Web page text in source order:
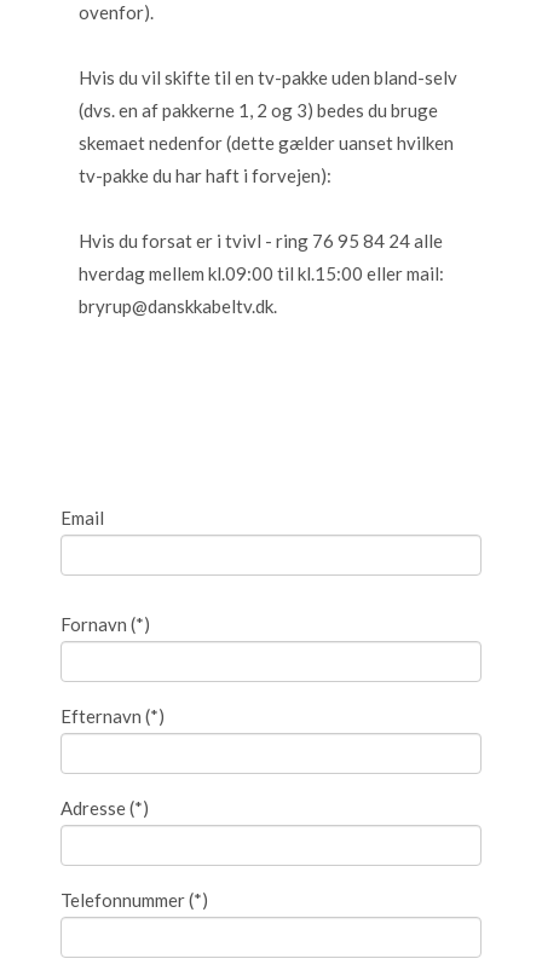
ovenfor).
Hvis du vil skifte til en tv-pakke uden bland-selv
(dvs. en af pakkerne 1, 2 og 3) bedes du bruge
skemaet nedenfor (dette gælder uanset hvilken
tv-pakke du har haft i forvejen):
Hvis du forsat er i tvivl - ring 76 95 84 24 alle
hverdag mellem kl.09:00 til kl.15:00 eller mail:
bryrup@danskkabeltv.dk.
Email
Fornavn (*)
Efternavn (*)
Adresse(*)
Telefonnummer(*)